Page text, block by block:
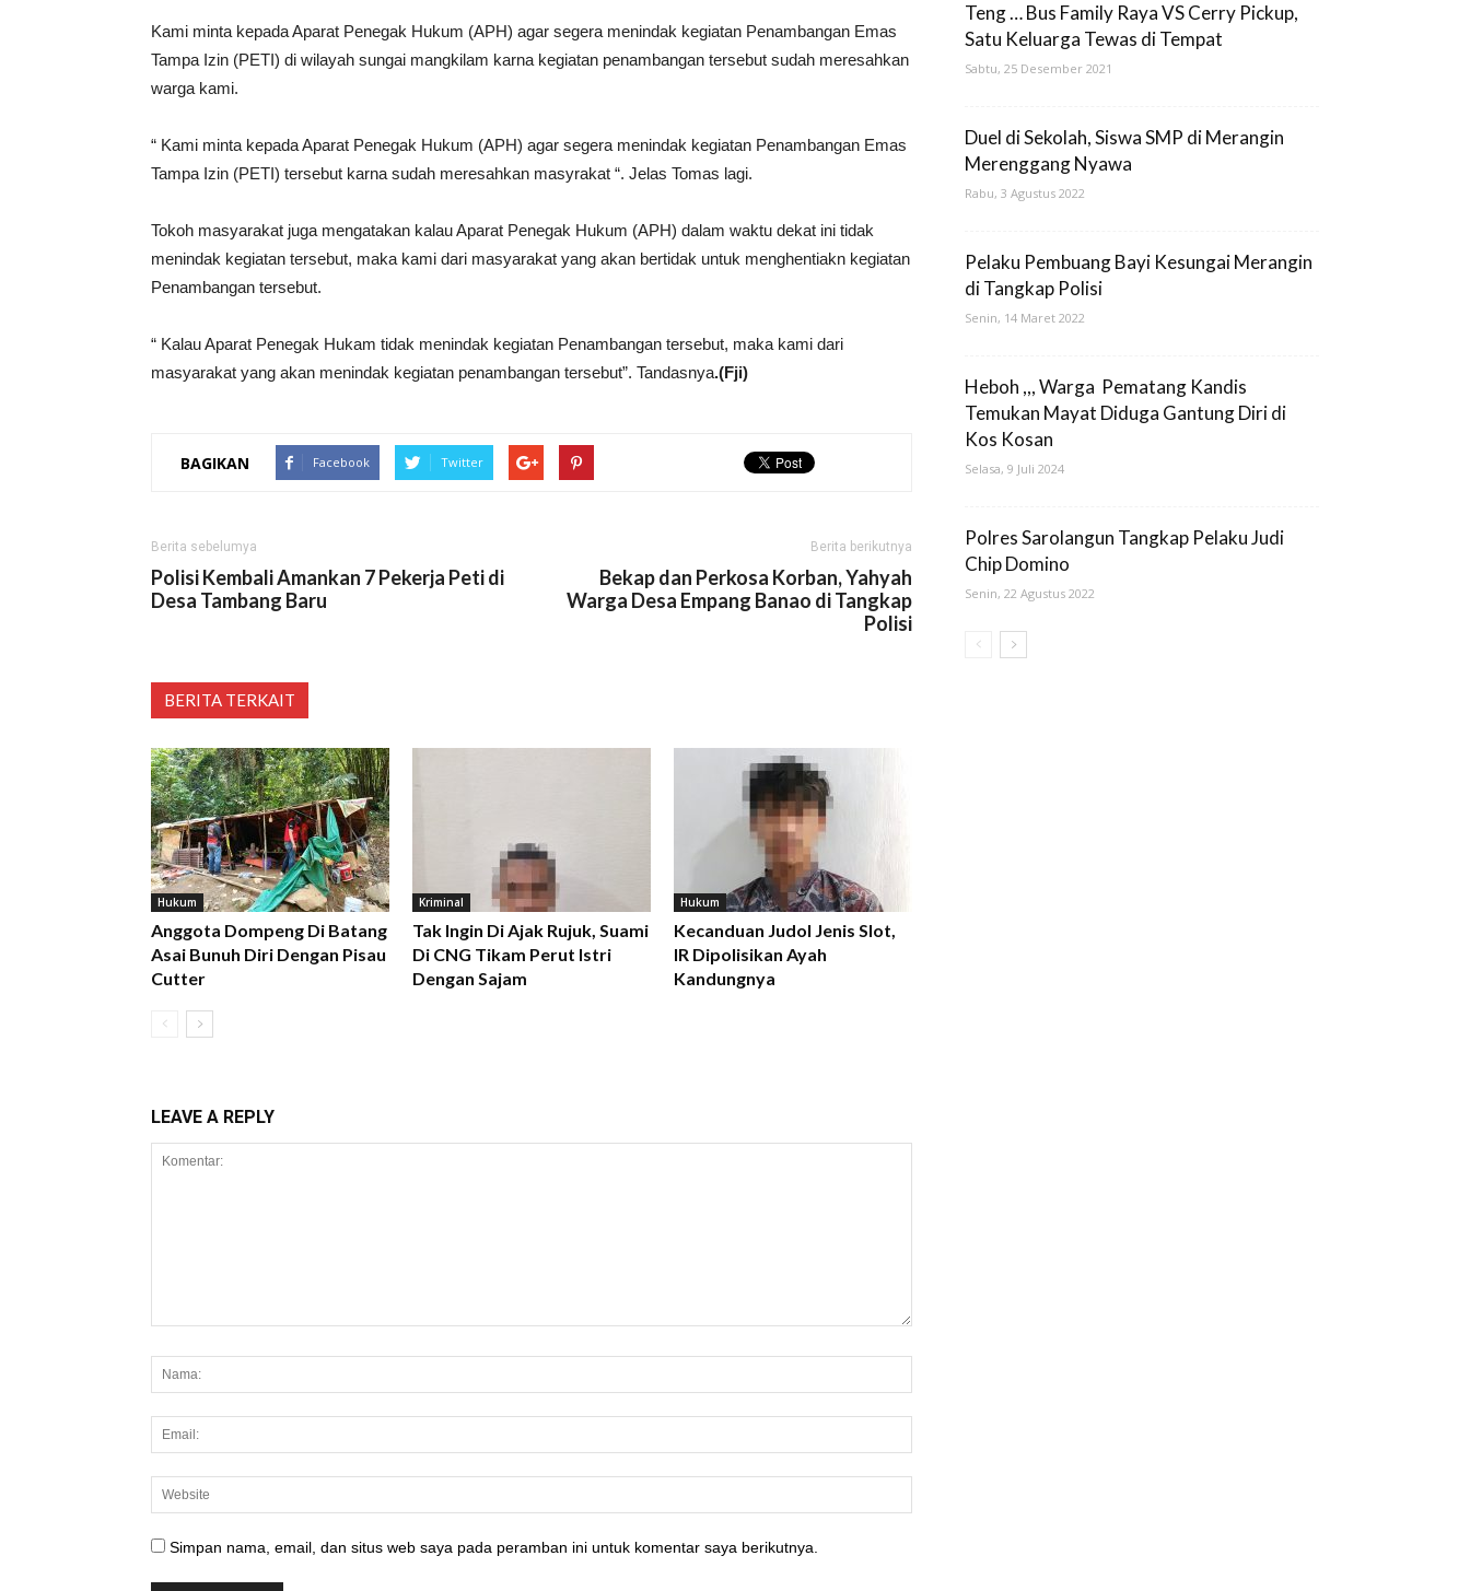
Kami minta kepada Aparat Penegak Hukum (APH) agar segera menindak kegiatan Penambangan Emas
Tampa Izin (PETI) di wilayah sungai mangkilam karna kegiatan penambangan tersebut sudah meresahkan
warga kami.
“ Kami minta kepada Aparat Penegak Hukum (APH) agar segera menindak kegiatan Penambangan Emas
Tampa Izin (PETI) tersebut karna sudah meresahkan masyrakat “. Jelas Tomas lagi.
Tokoh masyarakat juga mengatakan kalau Aparat Penegak Hukum (APH) dalam waktu dekat ini tidak
menindak kegiatan tersebut, maka kami dari masyarakat yang akan bertidak untuk menghentiakn kegiatan
Penambangan tersebut.
“ Kalau Aparat Penegak Hukam tidak menindak kegiatan Penambangan tersebut, maka kami dari
masyarakat yang akan menindak kegiatan penambangan tersebut”. Tandasnya.(Fji)
BAGIKAN Facebook Twitter
Berita sebelumya
Polisi Kembali Amankan 7 Pekerja Peti di
Desa Tambang Baru
Berita berikutnya
Bekap dan Perkosa Korban, Yahyah
Warga Desa Empang Banao di Tangkap
Polisi
BERITA TERKAIT
Hukum
Anggota Dompeng Di Batang
Asai Bunuh Diri Dengan Pisau
Cutter
Kriminal
Tak Ingin Di Ajak Rujuk, Suami
Di CNG Tikam Perut Istri
Dengan Sajam
Hukum
Kecanduan Judol Jenis Slot,
IR Dipolisikan Ayah
Kandungnya
LEAVE A REPLY
Simpan nama, email, dan situs web saya pada peramban ini untuk komentar saya berikutnya.
Teng … Bus Family Raya VS Cerry Pickup,
Satu Keluarga Tewas di Tempat
Sabtu, 25 Desember 2021
Duel di Sekolah, Siswa SMP di Merangin
Merenggang Nyawa
Rabu, 3 Agustus 2022
Pelaku Pembuang Bayi Kesungai Merangin
di Tangkap Polisi
Senin, 14 Maret 2022
Heboh ,,, Warga Pematang Kandis
Temukan Mayat Diduga Gantung Diri di
Kos Kosan
Selasa, 9 Juli 2024
Polres Sarolangun Tangkap Pelaku Judi
Chip Domino
Senin, 22 Agustus 2022